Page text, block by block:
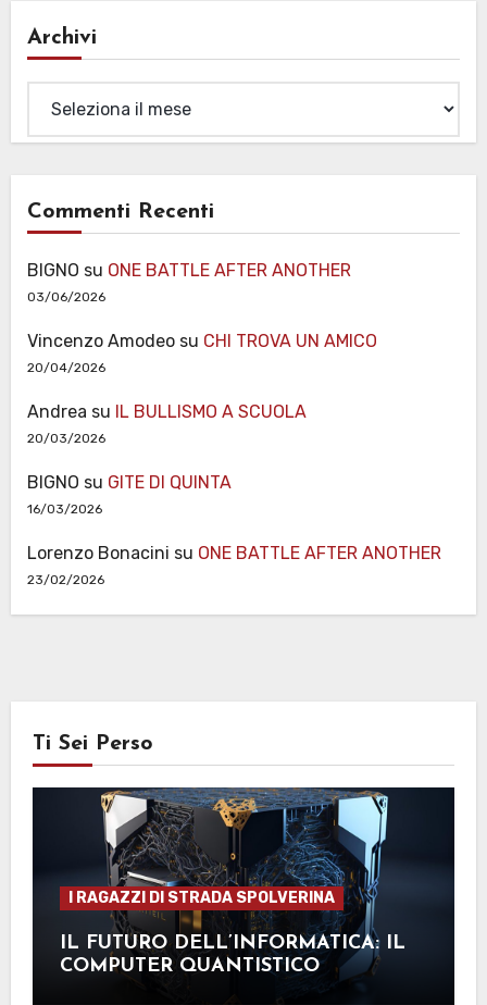
Archivi
Commenti Recenti
BIGNO su ONE BATTLE AFTER ANOTHER
03/06/2026
Vincenzo Amodeosu CHI TROVA UN AMICO
20/04/2026
Andrea su IL BULLISMO A SCUOLA
20/03/2026
BIGNO su GITE DI QUINTA
16/03/2026
Lorenzo Bonacini su ONE BATTLE AFTER ANOTHER
23/02/2026
Ti Sei Perso
I RAGAZZI DI STRADA SPOLVERINA
IL FUTURO DELL’INFORMATICA: IL
COMPUTER QUANTISTICO